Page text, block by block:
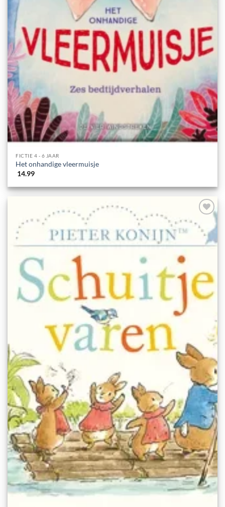
FICTIE 4 - 6 JAAR
Het onhandige vleermuisje
14.99